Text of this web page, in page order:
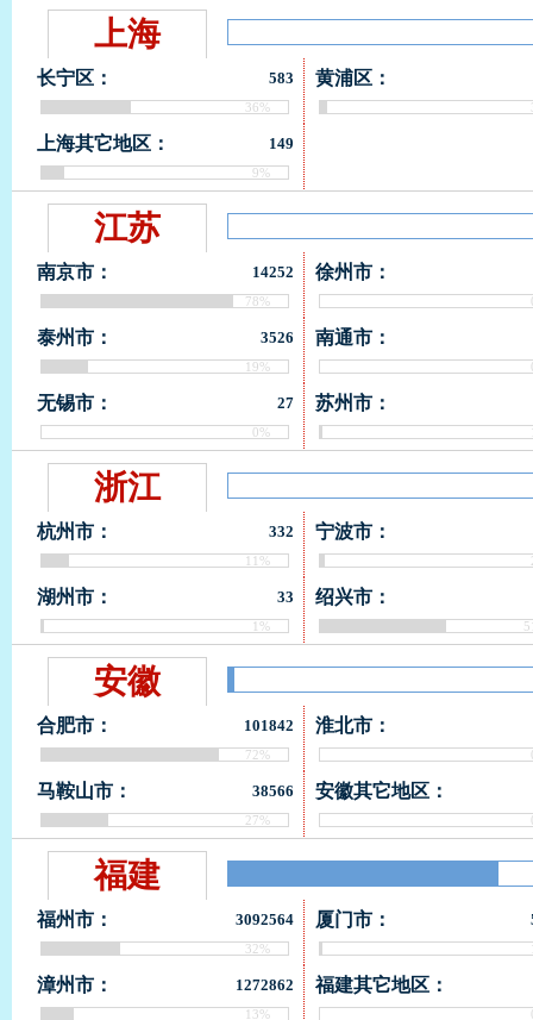
上海
长宁区： 583
36%
黄浦区：
上海其它地区： 149
9%
江苏
南京市： 14252
78%
徐州市：
泰州市： 3526
19%
南通市：
无锡市： 27
0%
苏州市：
浙江
杭州市： 332
11%
宁波市：
湖州市： 33
1%
绍兴市：
安徽
合肥市： 101842
72%
淮北市：
马鞍山市： 38566
27%
安徽其它地区：
福建
福州市： 3092564
32%
厦门市：
漳州市： 1272862
13%
福建其它地区：